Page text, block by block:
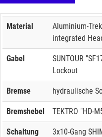
Material
Aluminium-
integrated
Gabel
SUNTOUR
Lockout
Bremse hydraulische
Bremshebel TEKTRO "HD-
Schaltung 3x10-Gang